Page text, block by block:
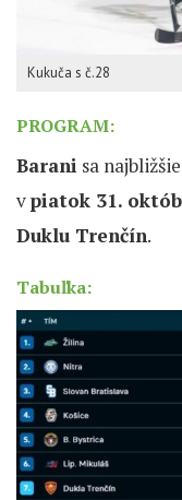
Kukuča s č.28
PROGRAM:
Barani sa
vpiatok 31.
Duklu Trenčín.
Tabuľka: